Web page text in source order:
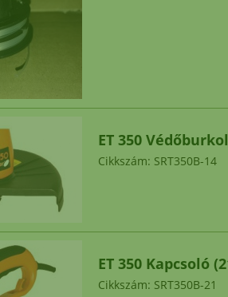
ET 350
Cikkszám: SRT350B-14
ET 350 Kapcsoló
Cikkszám: SRT350B-21
MTD ékszíj rendelés esetén
*Helyszini átvételre